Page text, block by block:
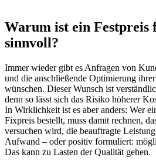
Warum ist ein Festpreis
sinnvoll?
Immer wieder gibt es Anfragen von
und die anschließende Optimierung
wünschen. Dieser Wunsch ist
denn so lässt sich das Risiko höherer
In Wirklichkeit ist es aber anders: Wer
Fixpreis bestellt, muss damit rechnen,
versuchen wird, die beauftragte
Aufwand – oder positiv formuliert:
Das kann zu Lasten der Qualität gehen.